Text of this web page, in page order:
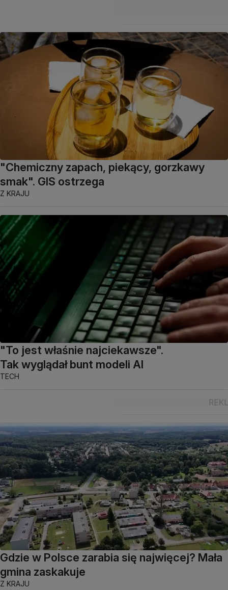
"Chemiczny zapach, piekący, gorzkawy
smak". GIS ostrzega
Z KRAJU
"To jest właśnie najciekawsze".
Tak wyglądał bunt modeli AI
TECH
Gdzie w Polsce zarabia się najwięcej? Mała
gmina zaskakuje
Z KRAJU